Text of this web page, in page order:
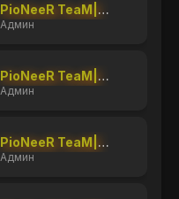
PioNeeR TeaM|shishka
Админ
PioNeeR TeaM|shishka
Админ
PioNeeR TeaM|shishka
Админ